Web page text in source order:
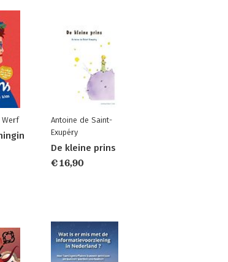
Werf
Antoine de Saint-
Exupéry
De kleine prins
€ 16,90